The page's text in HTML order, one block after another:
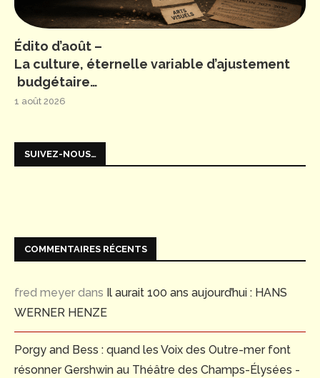
Édito d’août –
La culture, éternelle variable d’ajustement
budgétaire…
1 août 2026
SUIVEZ-NOUS…
COMMENTAIRES RÉCENTS
fred meyer dans Il aurait 100 ans aujourd’hui : HANS
WERNER HENZE
Porgy and Bess : quand les Voix des Outre-mer font
résonner Gershwin au Théâtre des Champs-Élysées -